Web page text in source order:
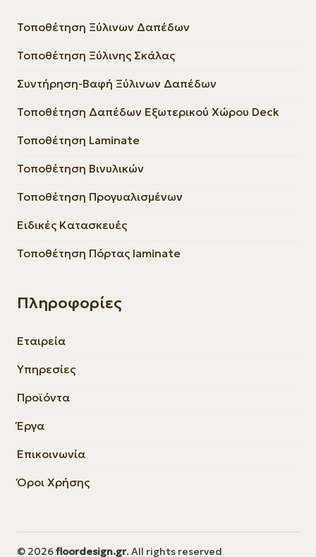
Πληροφορίες
Εταιρεία
Υπηρεσίες
Προϊόντα
Έργα
Επικοινωνία
Όροι Χρήσης
Τοποθέτηση Ξύλινων Δαπέδων
Τοποθέτηση Ξύλινης Σκάλας
Συντήρηση-Βαφή Ξύλινων Δαπέδων
Τοποθέτηση Δαπέδων Εξωτερικού Χώρου Deck
Τοποθέτηση Laminate
Τοποθέτηση Βινυλικών
Τοποθέτηση Προγυαλισμένων
Ειδικές Κατασκευές
Τοποθέτηση Πόρτας laminate
© 2026floordesign.gr. All rights reserved